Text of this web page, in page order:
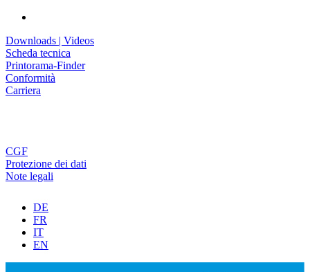
Downloads | Videos
Scheda tecnica
Printorama-Finder
Conformità
Carriera
CGF
Protezione dei dati
Note legali
DE
FR
IT
EN